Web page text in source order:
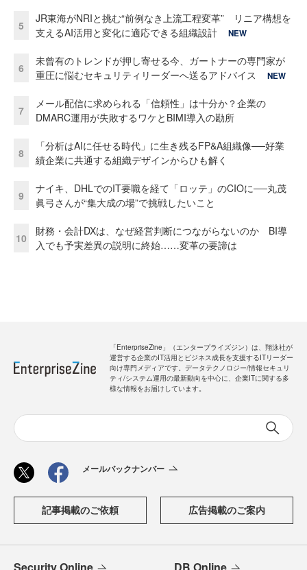
5
JR東海がNRIと挑む“前例なき上流工程変革” リニア構想を
支えるAI活用と変化に適応できる組織設計
NEW
6
未曾有のトレンドが押し寄せる今、ガートナーの専門家が
重圧に悩むセキュリティリーダーへ送るアドバイス
NEW
7
メール配信に求められる「信頼性」は十分か？企業の
DMARC運用が失敗するワケとBIMI導入の勘所
8
「分析はAIに任せる時代」に生き残るFP&A組織像──好業
績企業に共通する組織デザインからひも解く
9
ナイキ、DHLでのIT要職を経て「ロッテ」のCIOに──丸茂
眞弓さんが“集大成の場”で挑戦したいこと
10
財務・会計DXは、なぜ経営判断につながらないのか BI導
入でも予実差異の説明に終始……変革の要諦は
「EnterpriseZine」（エンタープライズジン）は、翔泳社が
運営する企業のIT活用とビジネス成長を支援するITリーダー
向け専門メディアです。データテクノロジー/情報セキュリ
ティ/システム運用の最新動向を中心に、企業ITに関する多
様な情報をお届けしています。
メールバックナンバー
記事掲載のご依頼 広告掲載のご案内